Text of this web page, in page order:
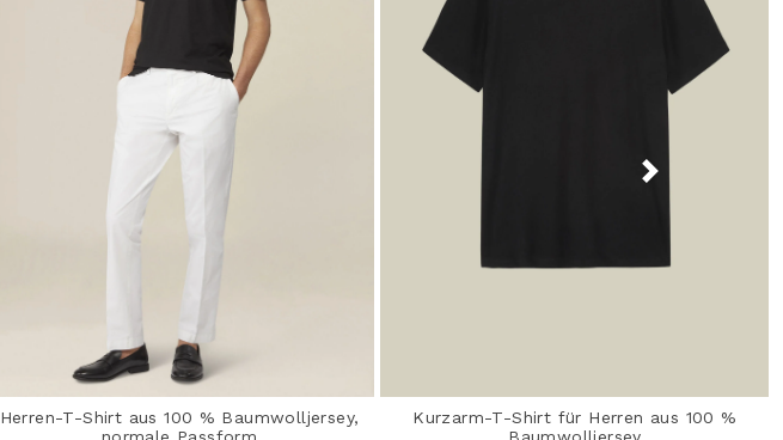
Herren-T-Shirt aus 100 % Baumwolljersey,
Kurzarm-T-Shirt für Herren aus 100 %